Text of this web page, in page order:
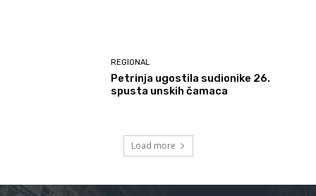
REGIONAL
Petrinja ugostila sudionike 26.
spusta unskih čamaca
Load more